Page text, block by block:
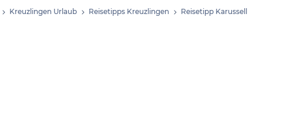
Kreuzlingen Urlaub Reisetipps Kreuzlingen Reisetipp Karussell